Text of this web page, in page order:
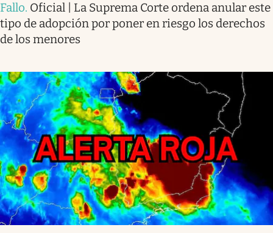
Fallo. Oficial | La Suprema Corte ordena anular este
tipo de adopción por poner en riesgo los derechos
de los menores